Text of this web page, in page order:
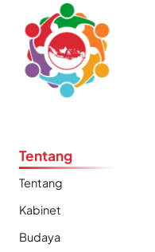
Tentang
Tentang
Kabinet
Budaya